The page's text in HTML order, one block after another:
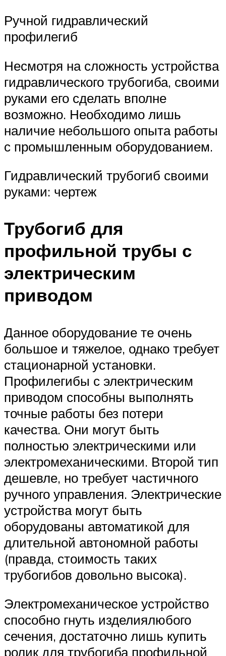
Ручной гидравлический
профилегиб
Несмотря на сложность устройства
гидравлического трубогиба, своими
руками его сделать вполне
возможно. Необходимо лишь
наличие небольшого опыта работы
с промышленным оборудованием.
Гидравлический трубогиб своими
руками: чертеж
Трубогиб для
профильной трубы с
электрическим
приводом
Данное оборудование те очень
большое и тяжелое, однако требует
стационарной установки.
Профилегибы с электрическим
приводом способны выполнять
точные работы без потери
качества. Они могут быть
полностью электрическими или
электромеханическими. Второй тип
дешевле, но требует частичного
ручного управления. Электрические
устройства могут быть
оборудованы автоматикой для
длительной автономной работы
(правда, стоимость таких
трубогибов довольно высока).
Электромеханическое устройство
способно гнуть изделиялюбого
сечения, достаточно лишь купить
ролик для трубогиба профильной